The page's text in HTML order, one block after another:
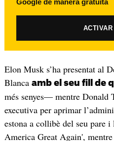
Google de manera gratuïta
Elon Musk s’ha presentat al
Blanca amb el seu fill de
més senyes— mentre Donald
executiva per aprimar
estona a collibè del seu pare
America Great Again',